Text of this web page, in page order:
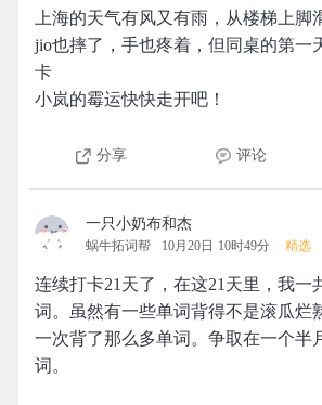
上海的天气有风又有雨，从楼梯上脚
jio也摔了，手也疼着，但同桌的第一
卡
小岚的霉运快快走开吧！
分享 评论
一只小奶布和杰
蜗牛拓词帮 10月20日 10时49分 精选
连续打卡21天了，在这21天里，我一
词。虽然有一些单词背得不是滚瓜烂
一次背了那么多单词。争取在一个半
词。